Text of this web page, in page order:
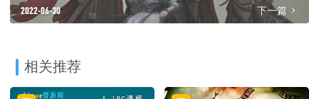
2022-06-30 下一篇
相关推荐